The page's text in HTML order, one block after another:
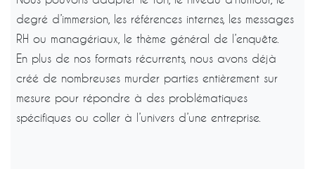
degré d’immersion, les références internes, les messages
RH ou managériaux, le thème général de l’enquête.
En plus de nos formats récurrents, nous avons déjà
créé de nombreuses murder parties entièrement sur
mesure pour répondre à des problématiques
spécifiques ou coller à l’univers d’une entreprise.